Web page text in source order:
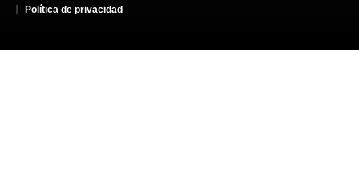
Política de privacidad